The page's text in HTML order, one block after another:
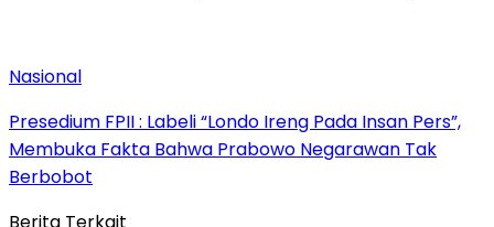
Nasional
Presedium FPII : Labeli “Londo Ireng Pada Insan Pers”,
Membuka Fakta Bahwa Prabowo Negarawan Tak
Berbobot
Berita Terkait